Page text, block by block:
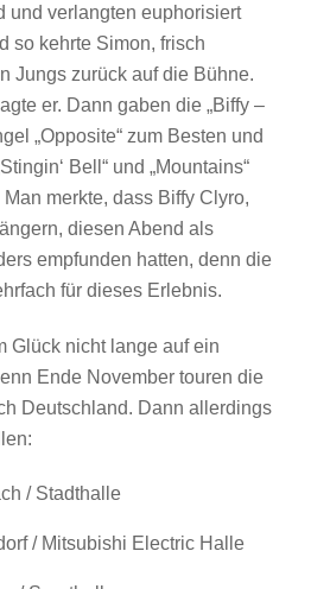
und verlangten euphorisiert
so kehrte Simon, frisch
Jungs zurück auf die Bühne.
er. Dann gaben die „Biffy –
„Opposite“ zum Besten und
Bell“ und „Mountains“
merkte, dass Biffy Clyro,
diesen Abend als
empfunden hatten, denn die
für dieses Erlebnis.
Glück nicht lange auf ein
Ende November touren die
Deutschland. Dann allerdings
/ Stadthalle
/ Mitsubishi Electric Halle